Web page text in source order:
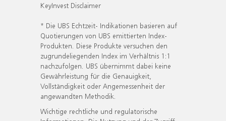
KeyInvest Disclaimer
* Die UBS Echtzeit- Indikationen basieren auf
Quotierungen von UBS emittierten Index-
Produkten. Diese Produkte versuchen den
zugrundeliegenden Index im Verhältnis 1:1
nachzufolgen. UBS übernimmt dabei keine
Gewährleistung für die Genauigkeit,
Vollständigkeit oder Angemessenheit der
angewandten Methodik.
Wichtige rechtliche und regulatorische